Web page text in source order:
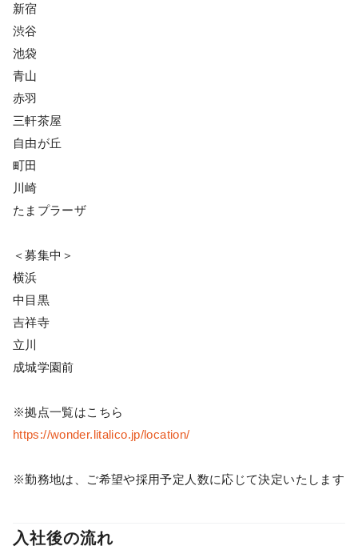
新宿
渋谷
池袋
青山
赤羽
三軒茶屋
自由が丘
町田
川崎
たまプラーザ
＜募集中＞
横浜
中目黒
吉祥寺
立川
成城学園前
※拠点一覧はこちら
https://wonder.litalico.jp/location/
※勤務地は、ご希望や採用予定人数に応じて決定いたします
入社後の流れ